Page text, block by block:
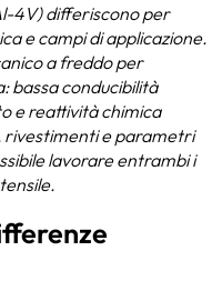
4V) differiscono per
e campi di applicazione.
a freddo per
bassa conducibilità
e reattività chimica
rivestimenti e parametri
lavorare entrambi i